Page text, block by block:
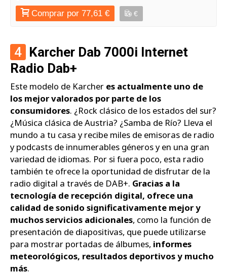
Comprar por 77,61 € €
4 Karcher Dab 7000i Internet
Radio Dab+
Este modelo de Karcher es actualmente uno de
los mejor valorados por parte de los
consumidores. ¿Rock clásico de los estados del sur?
¿Música clásica de Austria? ¿Samba de Río? Lleva el
mundo a tu casa y recibe miles de emisoras de radio
y podcasts de innumerables géneros y en una gran
variedad de idiomas. Por si fuera poco, esta radio
también te ofrece la oportunidad de disfrutar de la
radio digital a través de DAB+. Gracias a la
tecnología de recepción digital, ofrece una
calidad de sonido significativamente mejor y
muchos servicios adicionales, como la función de
presentación de diapositivas, que puede utilizarse
para mostrar portadas de álbumes, informes
meteorológicos, resultados deportivos y mucho
más.